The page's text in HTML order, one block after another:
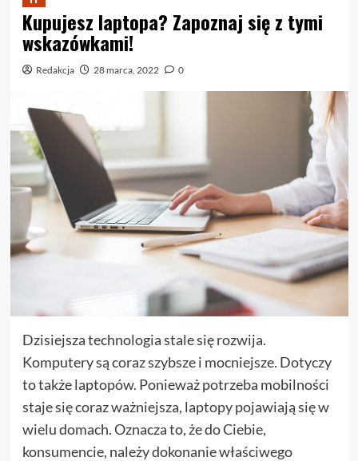
Kupujesz laptopa? Zapoznaj się z tymi
wskazówkami!
Redakcja 28 marca, 2022 0
Dzisiejsza technologia stale się rozwija.
Komputery są coraz szybsze i mocniejsze. Dotyczy
to także laptopów. Ponieważ potrzeba mobilności
staje się coraz ważniejsza, laptopy pojawiają się w
wielu domach. Oznacza to, że do Ciebie,
konsumencie, należy dokonanie właściwego